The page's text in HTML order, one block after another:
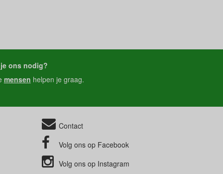
ons nodig?
mensen helpen je graag.
Contact
Volg ons op Facebook
Volg ons op Instagram